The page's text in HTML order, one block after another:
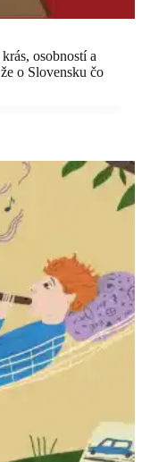
osobností a
o Slovensku čo